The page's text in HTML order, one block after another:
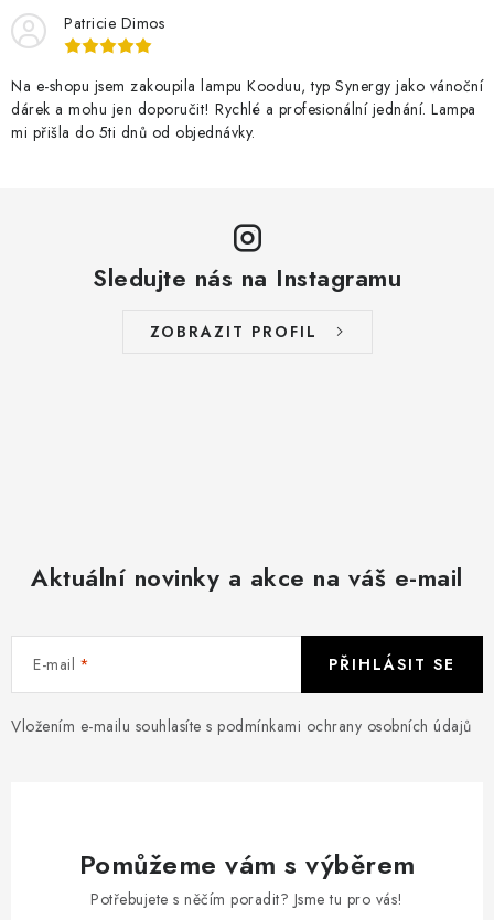
k
y
v
ý
p
Patricie Dimos
Na e-shopu jsem zakoupila lampu Kooduu, typ Synergy jako vánoční
dárek a mohu jen doporučit! Rychlé a profesionální jednání. Lampa
mi přišla do 5ti dnů od objednávky.
Sledujte nás na Instagramu
ZOBRAZIT PROFIL
Aktuální novinky a akce na váš e-mail
E-mail
Vložením e-mailu souhlasíte s podmínkami ochrany osobních údajů
PŘIHLÁSIT SE
Pomůžeme vám s výběrem
Potřebujete s něčím poradit? Jsme tu pro vás!